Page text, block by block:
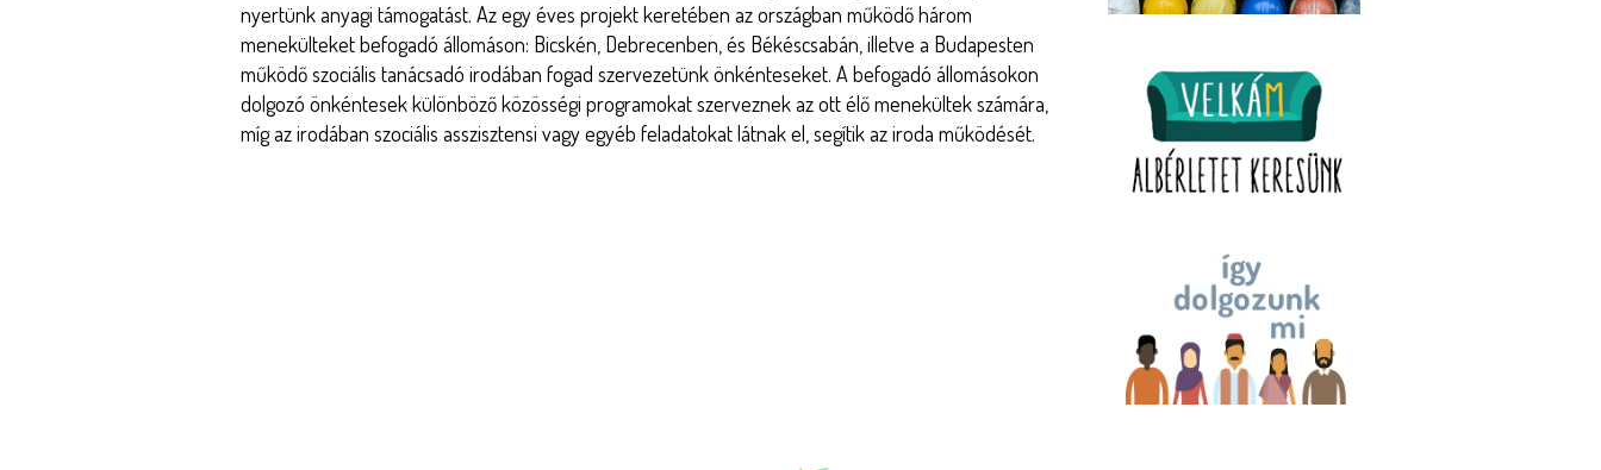
nyertünk anyagi támogatást. Az egy éves projekt keretében az országban működő három
menekülteket befogadó állomáson: Bicskén, Debrecenben, és Békéscsabán, illetve a Budapesten
működő szociális tanácsadó irodában fogad szervezetünk önkénteseket. A befogadó állomásokon
dolgozó önkéntesek különböző közösségi programokat szerveznek az ott élő menekültek számára,
míg az irodában szociális asszisztensi vagy egyéb feladatokat látnak el, segítik az iroda működését.